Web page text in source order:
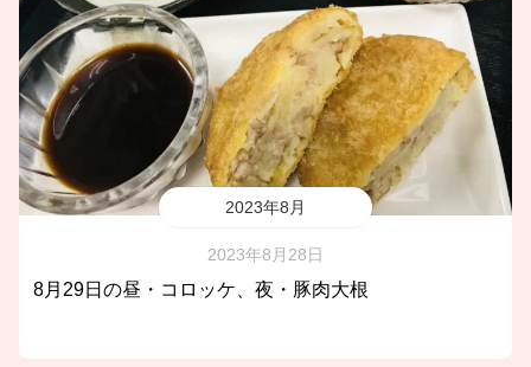
2023年8月
2023年8月28日
8月29日の昼・コロッケ、夜・豚肉大根